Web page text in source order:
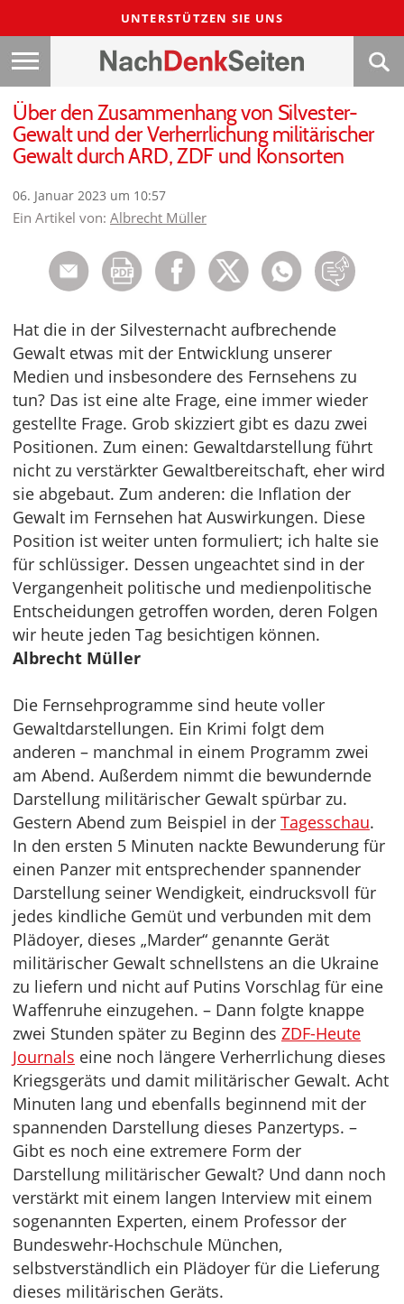
UNTERSTÜTZEN SIE UNS
Über den Zusammenhang von Silvester-
Gewalt und der Verherrlichung militärischer
Gewalt durch ARD, ZDF und Konsorten
06. Januar 2023 um 10:57
Ein Artikel von: Albrecht Müller
Hat die in der Silvesternacht aufbrechende
Gewalt etwas mit der Entwicklung unserer
Medien und insbesondere des Fernsehens zu
tun? Das ist eine alte Frage, eine immer wieder
gestellte Frage. Grob skizziert gibt es dazu zwei
Positionen. Zum einen: Gewaltdarstellung führt
nicht zu verstärkter Gewaltbereitschaft, eher wird
sie abgebaut. Zum anderen: die Inflation der
Gewalt im Fernsehen hat Auswirkungen. Diese
Position ist weiter unten formuliert; ich halte sie
für schlüssiger. Dessen ungeachtet sind in der
Vergangenheit politische und medienpolitische
Entscheidungen getroffen worden, deren Folgen
wir heute jeden Tag besichtigen können.
Albrecht Müller
Die Fernsehprogramme sind heute voller
Gewaltdarstellungen. Ein Krimi folgt dem
anderen – manchmal in einem Programm zwei
am Abend. Außerdem nimmt die bewundernde
Darstellung militärischer Gewalt spürbar zu.
Gestern Abend zum Beispiel in der Tagesschau.
In den ersten 5 Minuten nackte Bewunderung für
einen Panzer mit entsprechender spannender
Darstellung seiner Wendigkeit, eindrucksvoll für
jedes kindliche Gemüt und verbunden mit dem
Plädoyer, dieses „Marder“ genannte Gerät
militärischer Gewalt schnellstens an die Ukraine
zu liefern und nicht auf Putins Vorschlag für eine
Waffenruhe einzugehen. – Dann folgte knappe
zwei Stunden später zu Beginn des ZDF-Heute
Journals eine noch längere Verherrlichung dieses
Kriegsgeräts und damit militärischer Gewalt. Acht
Minuten lang und ebenfalls beginnend mit der
spannenden Darstellung dieses Panzertyps. –
Gibt es noch eine extremere Form der
Darstellung militärischer Gewalt? Und dann noch
verstärkt mit einem langen Interview mit einem
sogenannten Experten, einem Professor der
Bundeswehr-Hochschule München,
selbstverständlich ein Plädoyer für die Lieferung
dieses militärischen Geräts.